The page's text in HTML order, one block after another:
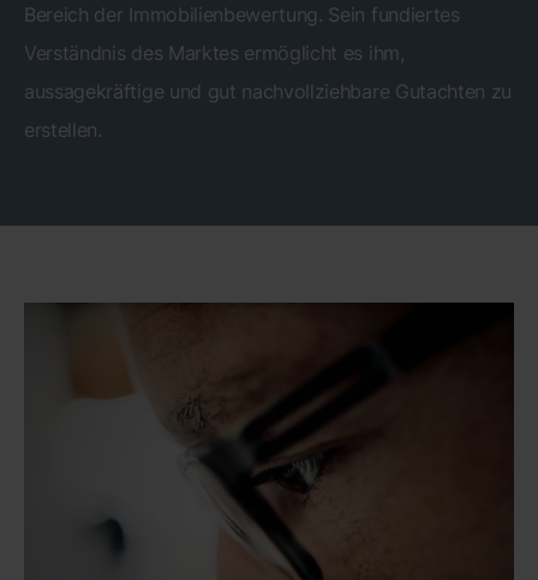
Bereich der Immobilienbewertung. Sein fundiertes
Verständnis des Marktes ermöglicht es ihm,
aussagekräftige und gut nachvollziehbare Gutachten zu
erstellen.